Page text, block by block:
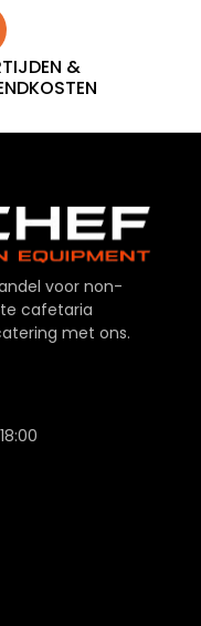
&
voor non-
cafetaria
met ons.